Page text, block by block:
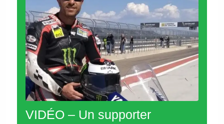
VIDÉO – Un supporter